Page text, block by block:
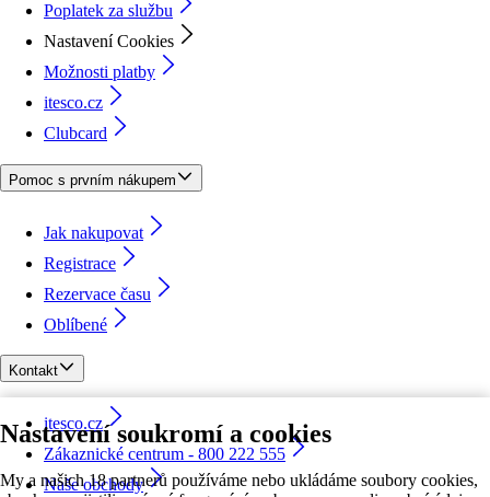
Nastavení soukromí a cookies
My a našich 18 partnerů používáme nebo ukládáme soubory cookies,
Poplatek za službu
Nastavení Cookies
Možnosti platby
itesco.cz
Clubcard
Pomoc s prvním nákupem
Jak nakupovat
Registrace
Rezervace času
Oblíbené
Kontakt
itesco.cz
Zákaznické centrum - 800 222 555
Naše obchody